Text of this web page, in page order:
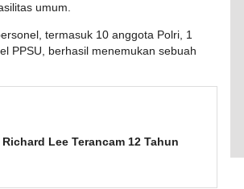
umum.
termasuk 10 anggota Polri, 1
PPSU, berhasil menemukan sebuah
Lee Terancam 12 Tahun